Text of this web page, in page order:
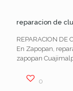
reparacion de
REPARACION DE
En Zapopan,
zapopan
0